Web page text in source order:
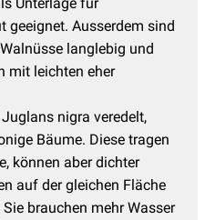
geeignet. Ausserdem sind
langlebig und
mit leichten eher
nigra veredelt,
Bäume. Diese tragen
können aber dichter
auf der gleichen Fläche
brauchen mehr Wasser